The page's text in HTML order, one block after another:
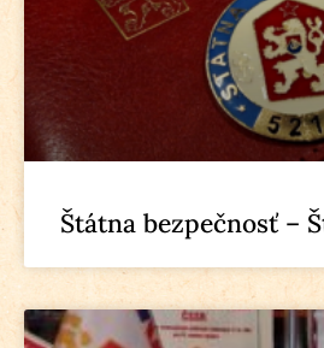
Štátna bezpečnosť –